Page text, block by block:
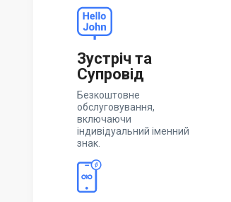
Зустріч та
Супровід
Безкоштовне
обслуговування,
включаючи
індивідуальний іменний
знак.